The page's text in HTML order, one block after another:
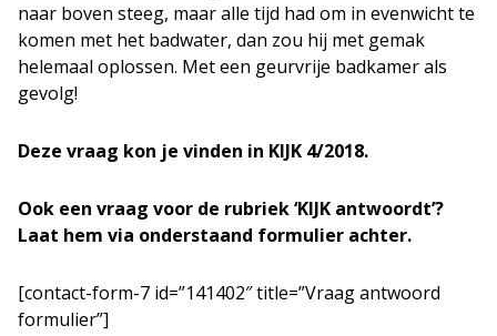
naar boven steeg, maar alle tijd had om in evenwicht te
komen met het badwater, dan zou hij met gemak
helemaal oplossen. Met een geurvrije badkamer als
gevolg!
Deze vraag kon je vinden in KIJK 4/2018.
Ook een vraag voor de rubriek ‘KIJK antwoordt’?
Laat hem via onderstaand formulier achter.
[contact-form-7 id=”141402″ title=”Vraag antwoord
formulier”]